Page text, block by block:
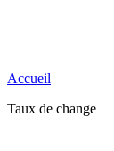
Accueil
Taux de change